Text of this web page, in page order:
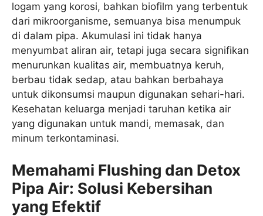
logam yang korosi, bahkan biofilm yang terbentuk
dari mikroorganisme, semuanya bisa menumpuk
di dalam pipa. Akumulasi ini tidak hanya
menyumbat aliran air, tetapi juga secara signifikan
menurunkan kualitas air, membuatnya keruh,
berbau tidak sedap, atau bahkan berbahaya
untuk dikonsumsi maupun digunakan sehari-hari.
Kesehatan keluarga menjadi taruhan ketika air
yang digunakan untuk mandi, memasak, dan
minum terkontaminasi.
Memahami Flushing dan Detox
Pipa Air: Solusi Kebersihan
yang Efektif